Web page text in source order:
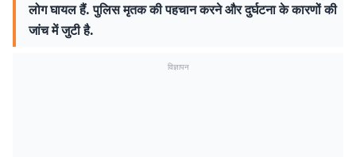
लोग घायल हैं. पुलिस मृतक की पहचान करने और दुर्घटना के कारणों की
जांच में जुटी है.
विज्ञापन